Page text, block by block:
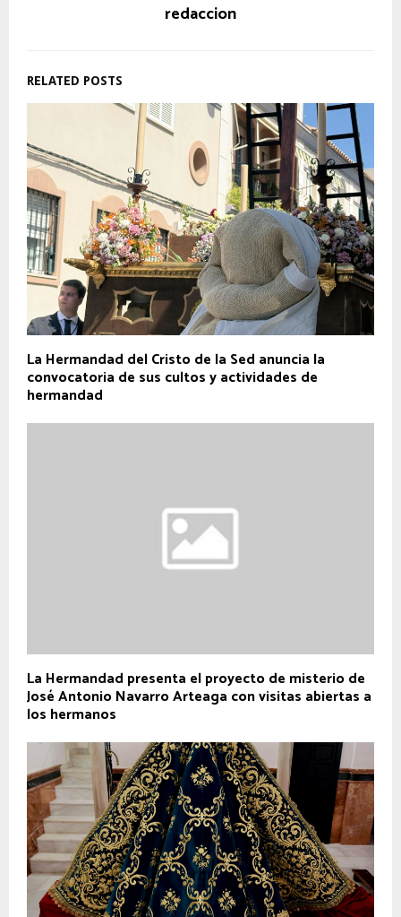
redaccion
RELATED POSTS
La Hermandad del Cristo de la Sed anuncia la
convocatoria de sus cultos y actividades de
hermandad
La Hermandad presenta el proyecto de misterio de
José Antonio Navarro Arteaga con visitas abiertas a
los hermanos